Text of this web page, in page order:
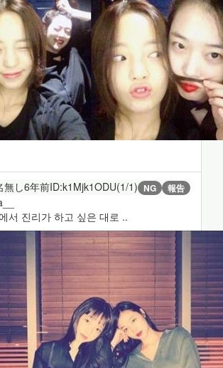
無し6年前ID:k1Mjk1ODU(1/1) NG 報告
서 진리가 하고 싶은 대로 ..